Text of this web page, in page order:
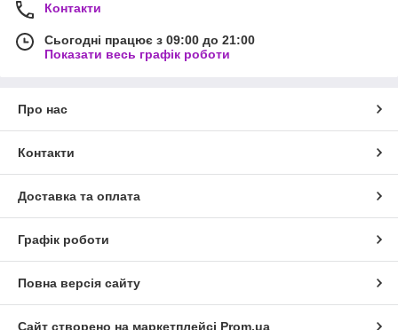
Контакти
Сьогодні працює з 09:00 до 21:00
Показати весь графік роботи
Про нас
Контакти
Доставка та оплата
Графік роботи
Повна версія сайту
Сайт створено на маркетплейсі Prom.ua